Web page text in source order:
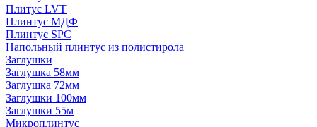
Плитус LVT
Плинтус МДФ
Плинтус SPC
Напольный плинтус из полистирола
Заглушки
Заглушка 58мм
Заглушка 72мм
Заглушки 100мм
Заглушки 55м
Микроплинтус